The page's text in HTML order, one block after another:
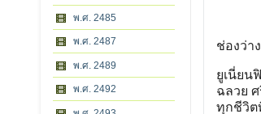
พ.ศ. 2485
พ.ศ. 2487
พ.ศ. 2489
พ.ศ. 2492
ช่องว่า
ยูเนี่ยน
ฉลวย
ทุกชีวิต